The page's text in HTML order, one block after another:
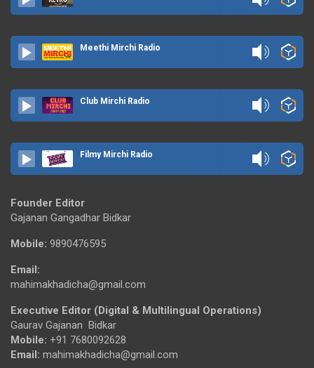
Meethi Mirchi Radio
Club Mirchi Radio
Filmy Mirchi Radio
Founder Editor
Gajanan Gangadhar Bidkar
Mobile: 9890476595
Email:
mahimakhadicha@gmail.com
Executive Editor (Digital & Multilingual Operations)
Gaurav Gajanan Bidkar
Mobile: +91 7680092628
Email: mahimakhadicha@gmail.com